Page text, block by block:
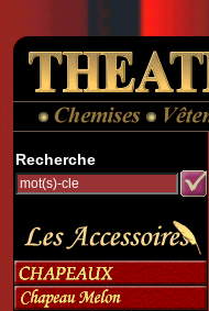
Recherche